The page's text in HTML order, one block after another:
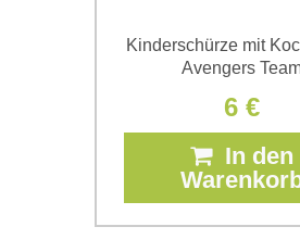
Kinderschürze mit
Avengers
6 €
In den